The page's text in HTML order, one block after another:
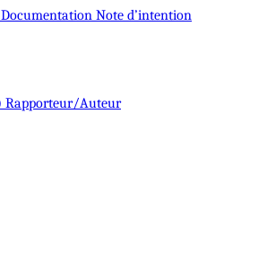
Documentation Note d’intention
Rapporteur/Auteur